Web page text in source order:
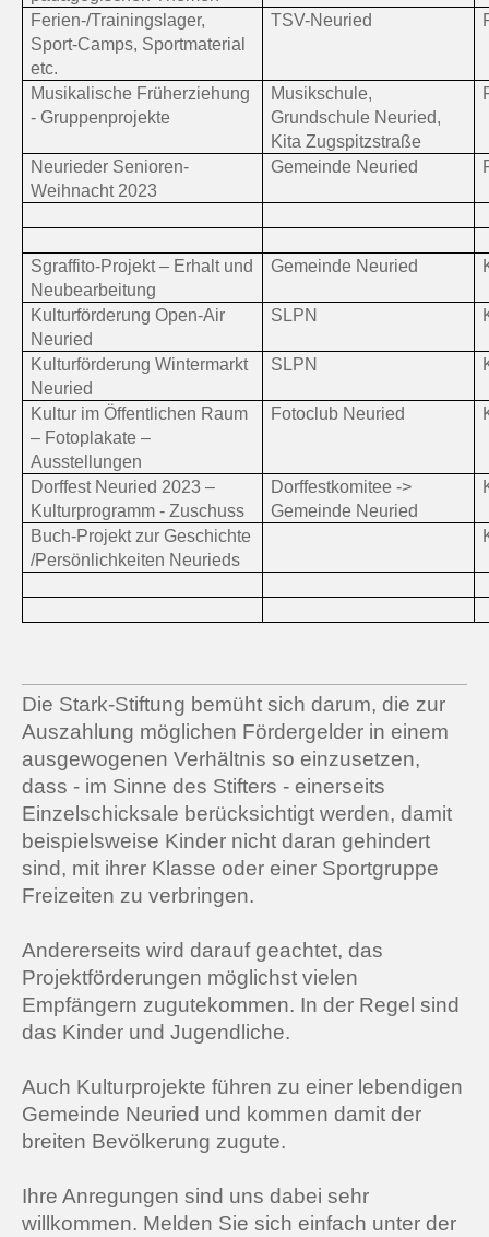
Ferien-/Trainingslager,
Sport-Camps, Sportmaterial
etc.
TSV-Neuried
Musikalische Früherziehung
- Gruppenprojekte
Musikschule,
Grundschule Neuried,
Kita Zugspitzstraße
Neurieder Senioren-
Weihnacht 2023
Gemeinde Neuried
Sgraffito-Projekt – Erhalt und
Neubearbeitung
Gemeinde Neuried
Kulturförderung Open-Air
Neuried
SLPN
Kulturförderung Wintermarkt
Neuried
SLPN
Kultur im Öffentlichen Raum
– Fotoplakate –
Ausstellungen
Fotoclub Neuried
Dorffest Neuried 2023 –
Kulturprogramm - Zuschuss
Dorffestkomitee ->
Gemeinde Neuried
Buch-Projekt zur Geschichte
/Persönlichkeiten Neurieds
Die Stark-Stiftung bemüht sich darum, die zur
Auszahlung möglichen Fördergelder in einem
ausgewogenen Verhältnis so einzusetzen,
dass - im Sinne des Stifters - einerseits
Einzelschicksale berücksichtigt werden, damit
beispielsweise Kinder nicht daran gehindert
sind, mit ihrer Klasse oder einer Sportgruppe
Freizeiten zu verbringen.
Andererseits wird darauf geachtet, das
Projektförderungen möglichst vielen
Empfängern zugutekommen. In der Regel sind
das Kinder und Jugendliche.
Auch Kulturprojekte führen zu einer lebendigen
Gemeinde Neuried und kommen damit der
breiten Bevölkerung zugute.
Ihre Anregungen sind uns dabei sehr
willkommen. Melden Sie sich einfach unter der